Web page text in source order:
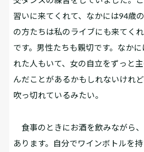
習いに来てくれて、なかには94歳
の方たちは私のライブにも来てく
です。男性たちも親切です。なか
れた人もいて、女の自立をずっと
んだことがあるかもしれないけれ
吹っ切れているみたい。
食事のときにお酒を飲みながら
あります。自分でワインボトルを